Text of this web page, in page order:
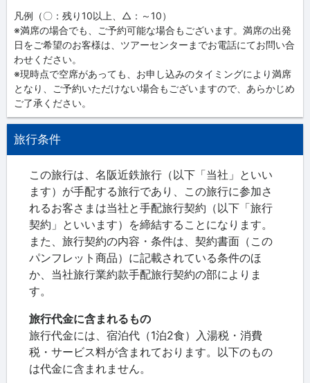
凡例（〇：残り10以上、△：～10）
※満席の場合でも、ご予約可能な場合もございます。満席の出発
日をご希望のお客様は、ツアーセンターまでお電話にてお問い合
わせください。
※現時点で空席があっても、お申し込みのタイミングにより満席
となり、ご予約いただけない場合もございますので、あらかじめ
ご了承ください。
旅行条件
この旅行は、名阪近鉄旅行（以下「当社」といい
ます）が手配する旅行であり、この旅行に参加さ
れるお客さまは当社と手配旅行契約（以下「旅行
契約」といいます）を締結することになります。
また、旅行契約の内容・条件は、契約書面（この
パンフレット商品）に記載されている条件のほ
か、当社旅行業約款手配旅行契約の部によりま
す。
旅行代金に含まれるもの
旅行代金には、宿泊代（1泊2食）入湯税・消費
税・サービス料が含まれております。以下のもの
は代金に含まれません。